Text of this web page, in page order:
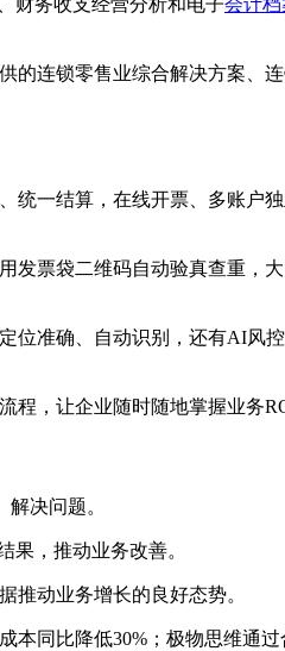
财务收支经营分析和电子会计档
的连锁零售业综合解决方案、
统一结算，在线开票、多账户
发票袋二维码自动验真查重，
位准确、自动识别，还有AI风
，让企业随时随地掌握业务
决问题。
果，推动业务改善。
推动业务增长的良好态势。
本同比降低30%；极物思维通